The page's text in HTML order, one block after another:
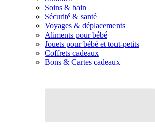
Soins & bain
Sécurité & santé
Voyages & déplacements
Aliments pour bébé
Jouets pour bébé et tout-petits
Coffrets cadeaux
Bons & Cartes cadeaux